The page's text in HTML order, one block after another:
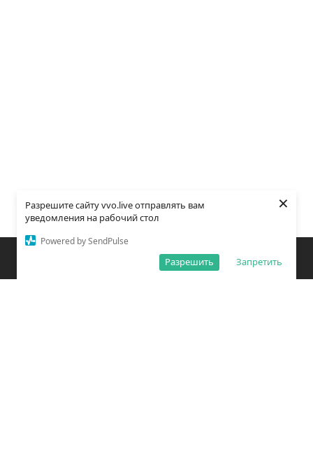
Разрешите сайту vvo.live отправлять вам
уведомления на рабочий стол
Powered by SendPulse
Запретить
Разрешить
×
Закладки Поиск Открыть меню